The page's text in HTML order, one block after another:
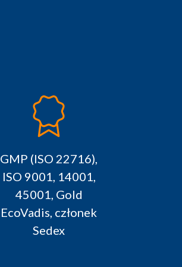
GMP (ISO 22716),
ISO 9001, 14001,
45001, Gold
EcoVadis, członek
Sedex